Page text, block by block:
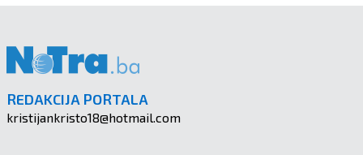
REDAKCIJA PORTALA
kristijankristo18@hotmail.com